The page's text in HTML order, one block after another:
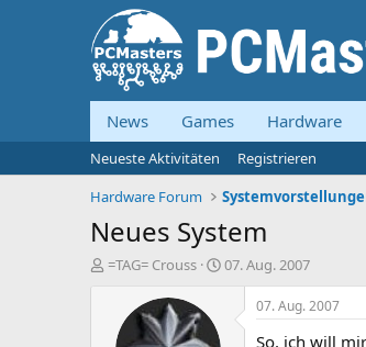
News Games Hardware
Neueste Aktivitäten
Registrieren
Hardware Forum
Neues System
E
=TAG= Crouss
E
07. Aug. 2007
07. Aug. 2007
So, ich will